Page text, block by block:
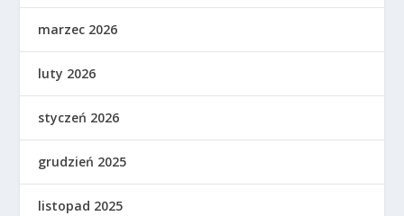
marzec 2026
luty 2026
styczeń 2026
grudzień 2025
listopad 2025